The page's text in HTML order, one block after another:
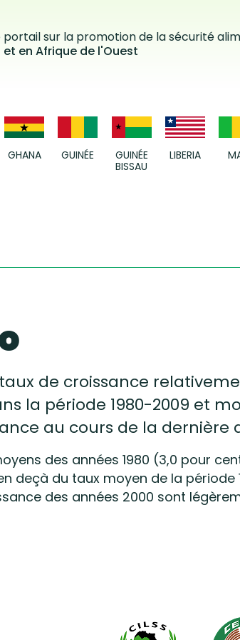
sur la promotion de la sécurité
et en Afrique de l'Ouest
GHANA GUINÉE
GUINÉE
BISSAU
LIBERIA
de croissance
la période 1980-2009 et
au cours de la dernière
des années 1980 (3,0 pour
deçà du taux moyen de la période
des années 2000 sont